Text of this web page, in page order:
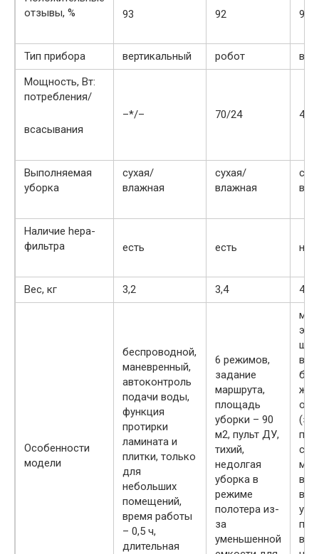
отзывы, %
93 92 91
Тип прибора вертикальный робот
Мощность, Вт:
потребления/
всасывания
–*/– 70/24
Выполняемая
уборка
сухая/
влажная
сухая/
влажная
Наличие heра-
фильтра
есть есть нет
Вес, кг 3,2 3,4 4,6
Особенности
модели
беспроводной,
маневренный,
автоконтроль
подачи воды,
функция
протирки
ламината и
плитки, только
для
небольших
помещений,
время работы
– 0,5 ч,
длительная
6 режимов,
задание
маршрута,
площадь
уборки – 90
м2, пульт ДУ,
тихий,
недолгая
уборка в
режиме
полотера из-
за
уменьшенной
(за